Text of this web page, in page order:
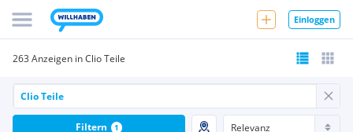
Einloggen
263 Anzeigen in Clio Teile
Filtern 1